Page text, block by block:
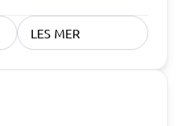
LES MER